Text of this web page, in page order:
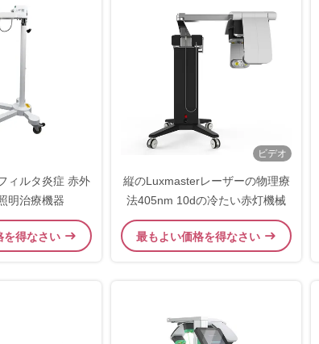
ィルタ炎症 赤外
明治療機器
を得なさい
ビデオ
縦のLuxmasterレーザーの物理療
法405nm 10dの冷たい赤灯機械
最もよい価格を得なさい